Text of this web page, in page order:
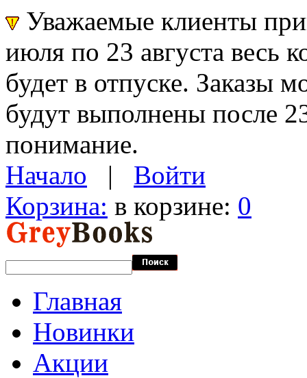
Уважаемые клиенты
июля по 23 августа весь
будет в отпуске. Заказы
будут выполнены после
понимание.
Начало | Войти
Корзина: в корзине: 0
Главная
Новинки
Акции